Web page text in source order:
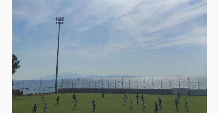
ΜΕΤΩΠΟ